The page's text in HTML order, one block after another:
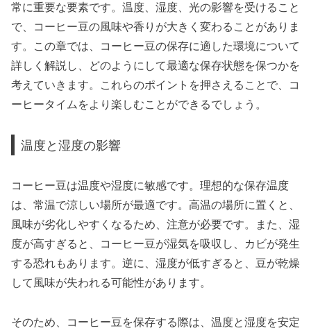
常に重要な要素です。温度、湿度、光の影響を受けること
で、コーヒー豆の風味や香りが大きく変わることがありま
す。この章では、コーヒー豆の保存に適した環境について
詳しく解説し、どのようにして最適な保存状態を保つかを
考えていきます。これらのポイントを押さえることで、コ
ーヒータイムをより楽しむことができるでしょう。
温度と湿度の影響
コーヒー豆は温度や湿度に敏感です。理想的な保存温度
は、常温で涼しい場所が最適です。高温の場所に置くと、
風味が劣化しやすくなるため、注意が必要です。また、湿
度が高すぎると、コーヒー豆が湿気を吸収し、カビが発生
する恐れもあります。逆に、湿度が低すぎると、豆が乾燥
して風味が失われる可能性があります。
そのため、コーヒー豆を保存する際は、温度と湿度を安定